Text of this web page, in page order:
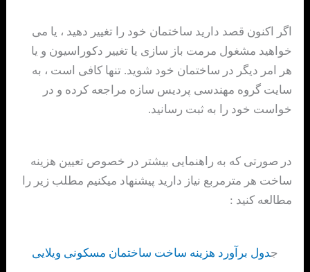
اگر اکنون قصد دارید ساختمان خود را تغییر دهید ، یا می
خواهید مشغول مرمت باز سازی یا تغییر دکوراسیون و یا
هر امر دیگر در ساختمان خود شوید. تنها کافی است ، به
سایت گروه مهندسی پردیس سازه مراجعه کرده و در
خواست خود را به ثبت رسانید.
در صورتی که به راهنمایی بیشتر در خصوص تعیین هزینه
ساخت هر مترمربع نیاز دارید پیشنهاد میکنیم مطلب زیر را
مطالعه کنید :
جدول برآورد هزینه ساخت ساختمان مسکونی ویلایی